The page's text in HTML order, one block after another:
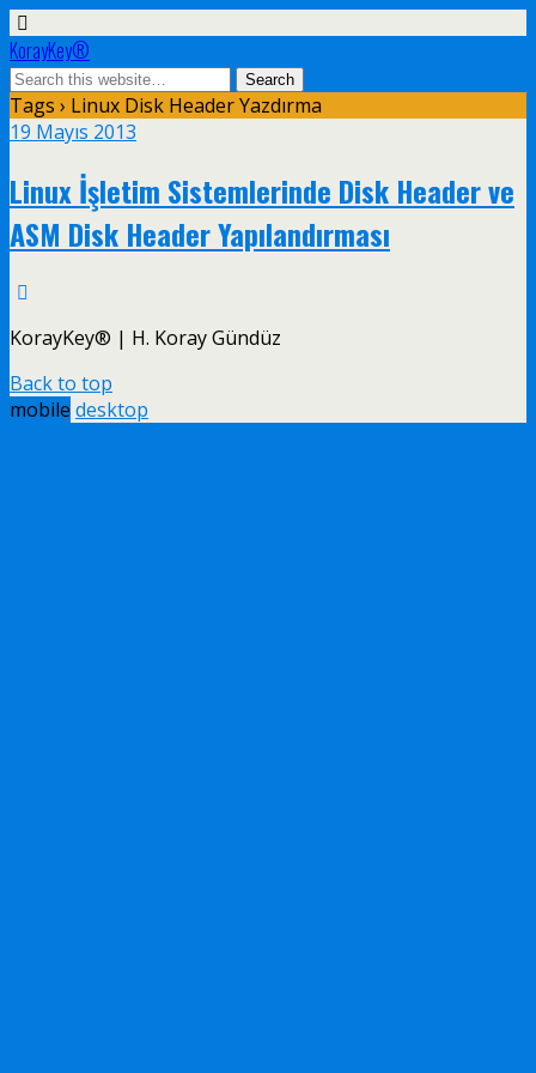
KorayKey®
Tags › Linux Disk Header Yazdırma
19 Mayıs 2013
Linux İşletim Sistemlerinde Disk Header ve
ASM Disk Header Yapılandırması
KorayKey® | H. Koray Gündüz
Back to top
mobile desktop